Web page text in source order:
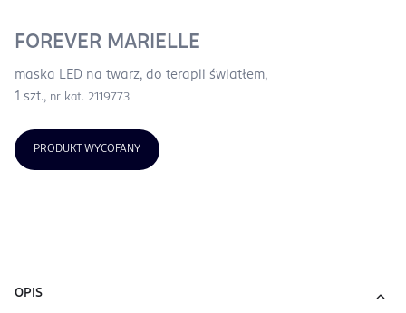
FOREVER MARIELLE
maska LED na twarz, do terapii światłem,
1 szt., nr kat. 2119773
PRODUKT WYCOFANY
OPIS